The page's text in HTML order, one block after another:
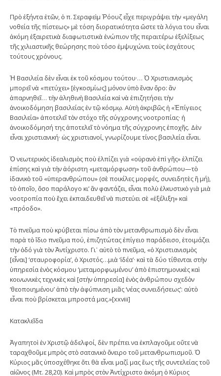
Πρὸ ἑξήντα ἐτῶν, ὁ π. Σεραφεὶμ Ῥόουζ εἶχε περιγράψει τὴν «μεγάλη
νοθεία τῆς πίστεως» μὲ τόση διορατικότητα ὥστε τὰ λόγια του εἶναι
ἀκόμη ἐξαιρετικὰ διαφωτιστικὰ ἐνώπιον τῆς περαιτέρω ἐξελίξεως
τῆς χιλιαστικῆς θεώρησης ποὺ τόσο ἐμψυχώνει τοὺς ἐσχάτους
τούτους χρόνους.
Ἡ Βασιλεία δὲν εἶναι ἐκ τοῦ κόσμου τούτου·… Ὁ Χριστιανισμὸς
μπορεῖ νὰ «πετύχει» [ἐγκοσμίως] μόνον ὑπὸ ἕναν ὅρο: ἂν
ἀπαρνηθεῖ… τὴν ἀληθινὴ Βασιλεία καὶ νὰ ἐπιζητήσει τὴν
ἀνοικοδόμηση βασιλείας ἐν τῷ κόσμῳ. Αὐτὴ ἀκριβῶς ἡ «Ἐπίγειος
Βασιλεία» ἀποτελεῖ τὸν στόχο τῆς σύγχρονης νοοτροπίας· ἡ
ἀνοικοδόμησή της ἀποτελεῖ τὸ νόημα τῆς σύγχρονης ἐποχῆς. Δὲν
εἶναι χριστιανική· ὡς χριστιανοί, γνωρίζουμε τίνος βασιλεία εἶναι.
Ὁ νεωτερικὸς ἰδεαλισμὸς ποὺ ἐλπίζει γιὰ «οὐρανὸ ἐπὶ γῆς» ἐλπίζει
ἐπίσης καὶ γιὰ τὴν ἀόριστη «μεταμόρφωση» τοῦ ἀνθρώπου—τὸ
ἰδανικὸ τοῦ «ὑπερανθρώπου» (σὲ ποικίλες μορφές, συνειδητὲς ἢ μή),
τὸ ὁποῖο, ὅσο παράλογο κι’ ἂν φαντάζει, εἶναι πολὺ ἑλκυστικὸ γιὰ μιὰ
νοοτροπία ποὺ ἔχει ἐκπαιδευθεῖ νὰ πιστεύει σὲ «ἐξέλιξη» καὶ
«πρόοδο».
Τὸ πνεῦμα ποὺ κρύβεται πίσω ἀπὸ τὸν μετανθρωπισμὸ δὲν εἶναι
παρὰ τὸ ἴδιο πνεῦμα πού, ἐπιζητώτας ἐπίγειο παράδεισο, ἑτοιμάζει
τὴν ὁδό γιὰ τὸν Ἀντίχριστο. Γι᾽ αὐτὸ τὸ πνεῦμα, «ὁ Χριστιανισμὸς
[εἶναι] ‘σταυροφορία’, ὁ Χριστός…μιὰ ‘ἰδέα’· καὶ τὰ δύο τίθενται στὴν
ὑπηρεσία ἑνὸς κόσμου ‘μεταμορφωμένου’ ἀπὸ ἐπιστημονικὲς καὶ
κοινωνικὲς τεχνικὲς καὶ [στὴν ὑπηρεσία] ἑνὸς ἀνθρώπου σχεδὸν
‘θεοποιημένου’ ἀπὸ τὴν ἀφύπνιση μιᾶς ‘νέας συνειδήσεως’: αὐτὸ
εἶναι ποὺ βρίσκεται μπροστά μας.»[xxviii]
Κατακλεῖδα
Ἀγαπητοὶ ἐν Χριστῷ ἀδελφοί, δὲν πρέπει να ἐκπλαγοῦμε οὔτε νὰ
ταραχθοῦμε μπρὸς στὸ σατανικὸ ὄνειρο τοῦ μετανθρωπισμοῦ. Ὁ
Κύριος μᾶς ὑποσχέθηκε ὅτι θὰ εἶναι μαζί μας ἕως τῆς συντελείας τοῦ
αἰῶνος (Μτ. 28,20). Καὶ μπρὸς στὸν Ἀντίχριστο ἀκόμη ὁ Κύριος